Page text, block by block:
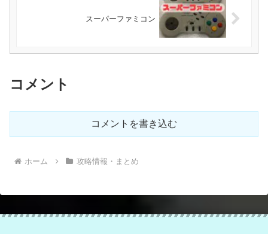
スーパーファミコン
コメント
コメントを書き込む
ホーム 攻略情報・まとめ